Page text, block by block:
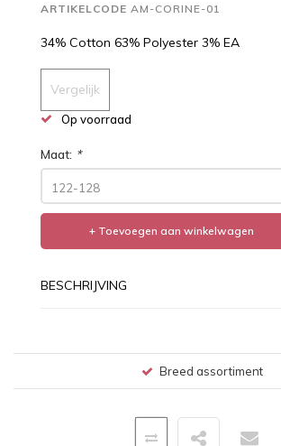
ARTIKELCODE AM-CORINE-01
34% Cotton 63% Polyester 3% EA
Vergelijk
Op voorraad
Maat: *
122-128
+ Toevoegen aan winkelwagen
BESCHRIJVING
Breed assortiment